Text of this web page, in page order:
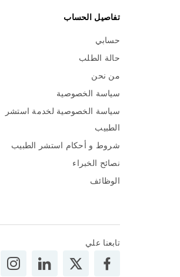
تفاصيل الحساب
حسابي
حالة الطلب
من نحن
سياسة الخصوصية
سياسة الخصوصية لخدمة استشر
الطبيب
شروط و أحكام استشر الطبيب
نصائح الخبراء
الوظائف
تابعنا علي